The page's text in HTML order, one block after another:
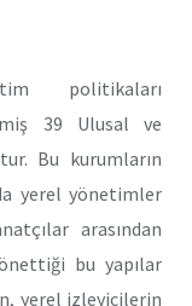
politikaları
39 Ulusal ve
Bu kurumların
yerel yönetimler
arasından
bu yapılar
yerel izleyicilerin